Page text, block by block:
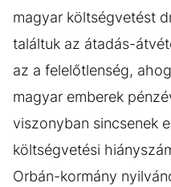
magyar költségvetést
találtuk az átadás-
az a felelőtlenség,
magyar emberek
viszonyban sincsenek
költségvetési
Orbán-kormány